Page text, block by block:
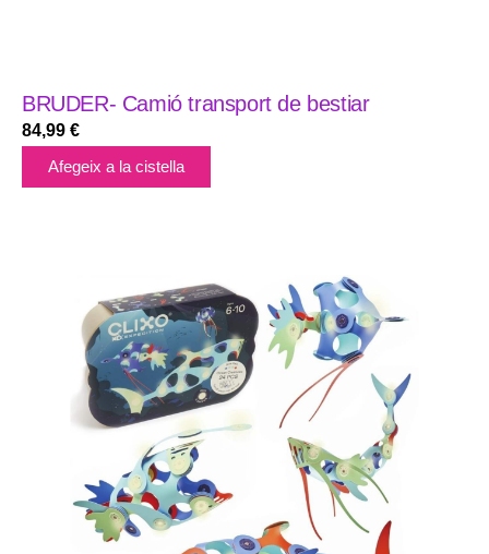
BRUDER- Camió transport de bestiar
84,99 €
Afegeix a la cistella